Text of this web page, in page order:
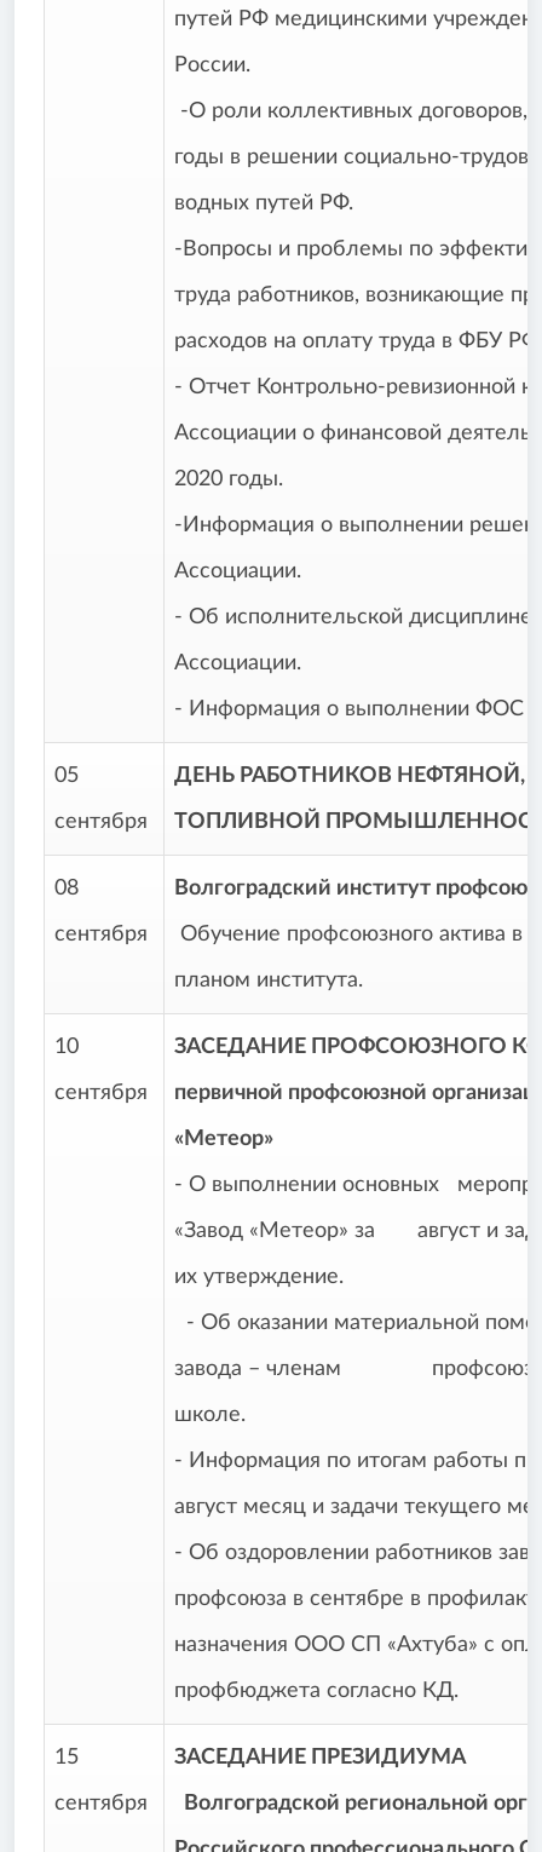
путей РФ медицинскими
России.
-О роли коллективных
годы в решении социально-
водных путей РФ.
-Вопросы и проблемы по
труда работников, возникающие
расходов на оплату труда в
- Отчет Контрольно-ревизионной
Ассоциации о финансовой
2020 годы.
-Информация о выполнении
Ассоциации.
- Об исполнительской дисциплине
Ассоциации.
- Информация о выполнении ФОС
05
сентября
ДЕНЬ РАБОТНИКОВ НЕФТЯНОЙ,
ТОПЛИВНОЙ
08
сентября
Волгоградский институт
Обучение профсоюзного актива в
планом института.
10
сентября
ЗАСЕДАНИЕ ПРОФСОЮЗНОГО
первичной профсоюзной
«Метеор»
- О выполнении основных
«Завод «Метеор» за август и
их утверждение.
- Об оказании материальной
завода – членам профсоюза
школе.
- Информация по итогам работы
август месяц и задачи текущего
- Об оздоровлении работников
профсоюза в сентябре в
назначения ООО СП «Ахтуба» с
профбюджета согласно КД.
15
сентября
ЗАСЕДАНИЕ ПРЕЗИДИУМА
Волгоградской региональной